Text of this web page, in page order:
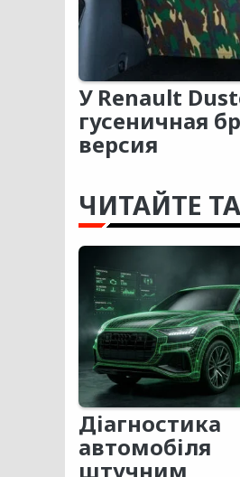
У Renault
гусеничная
версия
ЧИТАЙТЕ
Діагностика
автомобіля
штучним